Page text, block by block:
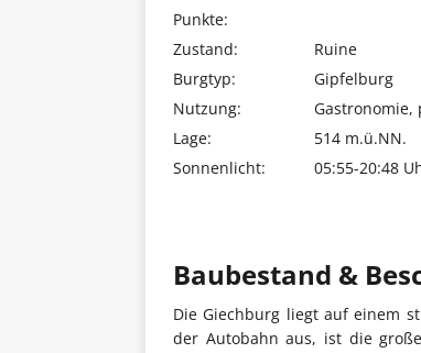
Punkte:
Zustand:
Ruine
Burgtyp:
Gipfelburg
Nutzung:
Gastronomie,
Lage:
514 m.ü.NN.
Sonnenlicht:
05:55-20:48
Baubestand &
Die Giechburg liegt auf einem
der Autobahn aus, ist die